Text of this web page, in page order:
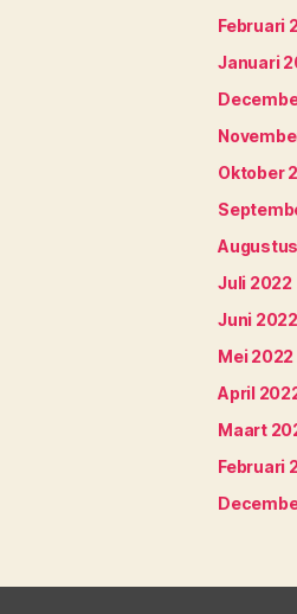
Februari
Januari
Oktober
Juli 2022
Juni 2022
Mei 2022
April
Maart
Februari